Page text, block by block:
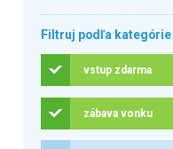
Filtruj podľa kategórie
vstup zdarma
zábava vonku